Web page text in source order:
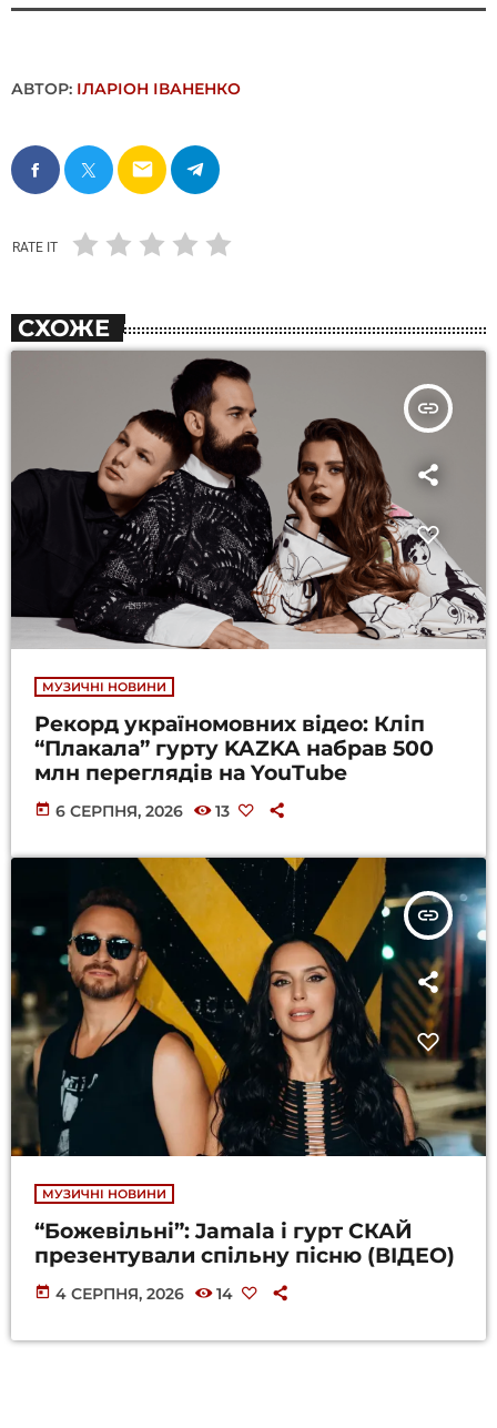
АВТОР: ІЛАРІОН ІВАНЕНКО
email
RATE IT
СХОЖЕ
insert_link
МУЗИЧНІ НОВИНИ
Рекорд україномовних відео: Кліп
“Плакала” гурту KAZKA набрав 500
млн переглядів на YouTube
today 6 СЕРПНЯ, 2026 13
insert_link
МУЗИЧНІ НОВИНИ
“Божевільні”: Jamala і гурт СКАЙ
презентували спільну пісню (ВІДЕО)
today 4 СЕРПНЯ, 2026 14